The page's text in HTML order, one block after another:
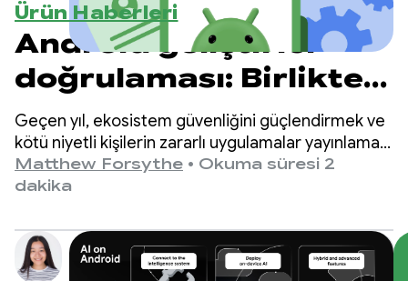
Ürün Haberleri
Android geliştirici
doğrulaması: Birlikte
daha güvenli bir
ekosistem oluşturma
Geçen yıl, ekosistem güvenliğini güçlendirmek ve
kötü niyetli kişilerin zararlı uygulamalar yayınlamak
için anonimliğin arkasına saklanmasını önlemek
amacıyla Android geliştirici doğrulamasını
Matthew Forsythe • Okuma süresi 2
dakika